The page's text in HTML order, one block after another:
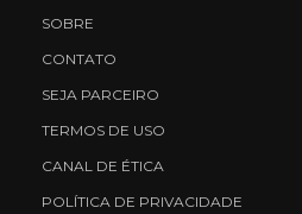
SOBRE
CONTATO
SEJA PARCEIRO
TERMOS DE USO
CANAL DE ÉTICA
POLÍTICA DE PRIVACIDADE